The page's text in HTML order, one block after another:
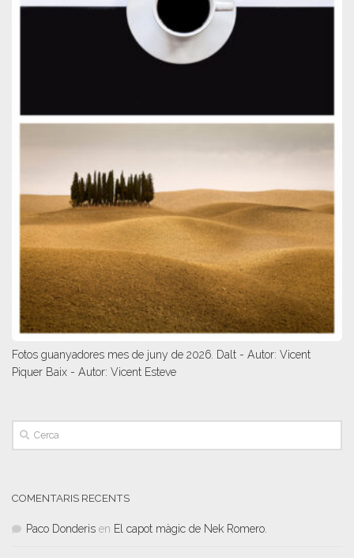
Fotos guanyadores mes de juny de 2026. Dalt - Autor: Vicent
Piquer Baix - Autor: Vicent Esteve
COMENTARIS RECENTS
Paco Donderis en El capot màgic de Nek Romero.